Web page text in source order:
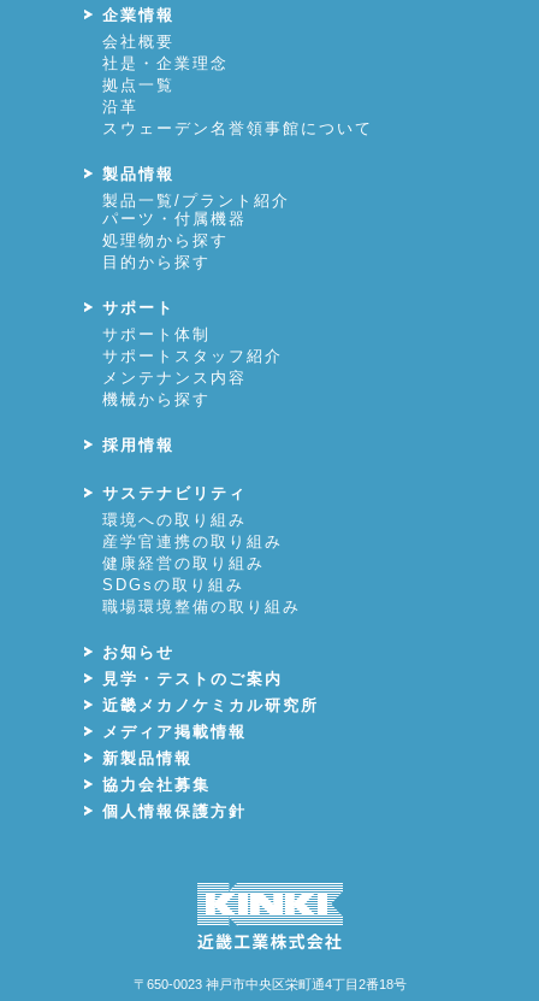
企業情報
会社概要
社是・企業理念
拠点一覧
沿革
スウェーデン名誉領事館について
製品情報
製品一覧/プラント紹介
パーツ・付属機器
処理物から探す
目的から探す
サポート
サポート体制
サポートスタッフ紹介
メンテナンス内容
機械から探す
採用情報
サステナビリティ
環境への取り組み
産学官連携の取り組み
健康経営の取り組み
SDGsの取り組み
職場環境整備の取り組み
お知らせ
見学・テストのご案内
近畿メカノケミカル研究所
メディア掲載情報
新製品情報
協力会社募集
個人情報保護方針
〒650-0023 神戸市中央区栄町通4丁目2番18号